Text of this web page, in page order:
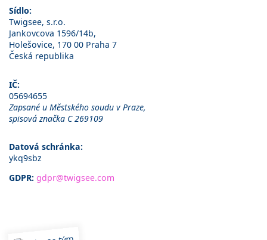
Sídlo:
Twigsee, s.r.o.
Jankovcova 1596/14b,
Holešovice, 170 00 Praha 7
Česká republika
IČ:
05694655
Zapsané u Městského soudu v Praze,
spisová značka C 269109
Datová schránka:
ykq9sbz
GDPR: gdpr@twigsee.com